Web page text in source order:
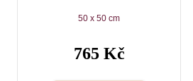
50 x 50 cm
765 Kč